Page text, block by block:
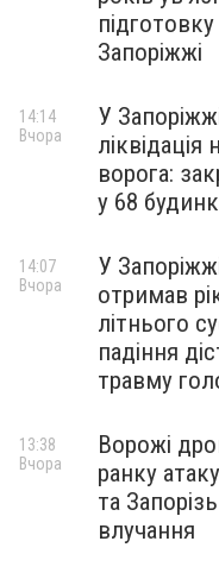
Запоріжжі
У
ліквідація
ворога:
у 68
14:14
Вчора
У
отримав
літнього
падіння
травму
14:07
Вчора
Ворожі
ранку
та
влучання
13:38
Вчора